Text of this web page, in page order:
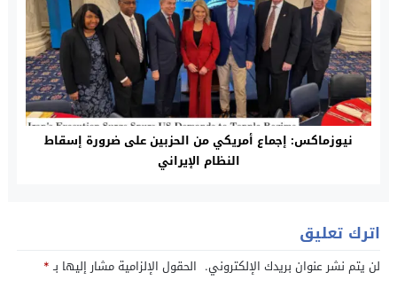
نيوزماكس: إجماع أمريكي من الحزبين على ضرورة إسقاط
النظام الإيراني
اترك تعليق
لن يتم نشر عنوان بريدك الإلكتروني. الحقول الإلزامية مشار إليها بـ*